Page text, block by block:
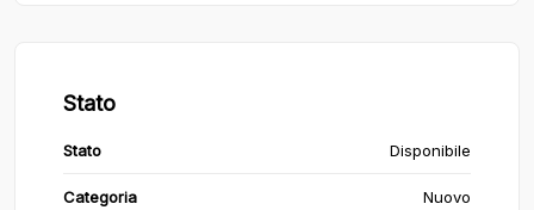
Stato
Stato Disponibile
Categoria Nuovo